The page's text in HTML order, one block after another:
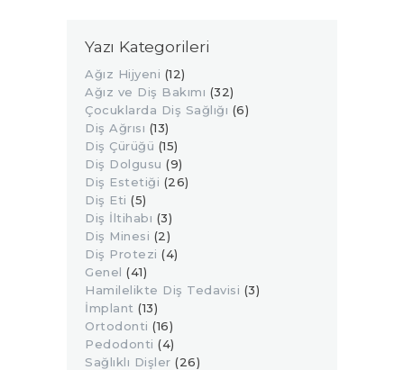
Yazı Kategorileri
Ağız Hijyeni (12)
Ağız ve Diş Bakımı (32)
Çocuklarda Diş Sağlığı (6)
Diş Ağrısı (13)
Diş Çürüğü (15)
Diş Dolgusu (9)
Diş Estetiği (26)
Diş Eti (5)
Diş İltihabı (3)
Diş Minesi (2)
Diş Protezi (4)
Genel (41)
Hamilelikte Diş Tedavisi (3)
İmplant (13)
Ortodonti (16)
Pedodonti (4)
Sağlıklı Dişler (26)